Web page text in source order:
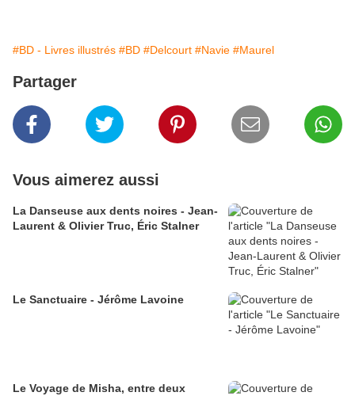
#BD - Livres illustrés #BD #Delcourt #Navie #Maurel
Partager
Vous aimerez aussi
La Danseuse aux dents noires - Jean-
Laurent & Olivier Truc, Éric Stalner
Le Sanctuaire - Jérôme Lavoine
Le Voyage de Misha, entre deux